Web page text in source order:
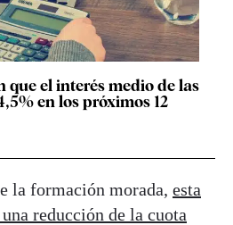
que el interés medio de las
en los próximos 12
la formación morada, esta
reducción de la cuota